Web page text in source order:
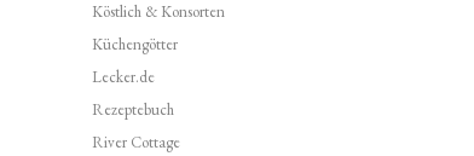
Köstlich & Konsorten
Küchengötter
Lecker.de
Rezeptebuch
River Cottage